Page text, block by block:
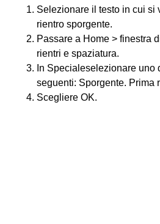
Selezionare il testo in cui si
rientro sporgente.
Passare a Home > finestra
rientri e spaziatura.
In Specialeselezionare uno
seguenti: Sporgente. Prima
Scegliere OK.